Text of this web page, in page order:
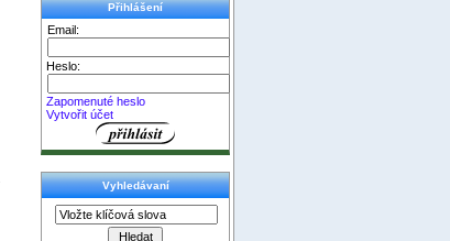
Přihlášení
Email:
Heslo:
Zapomenuté heslo
Vytvořit účet
Vyhledávaní